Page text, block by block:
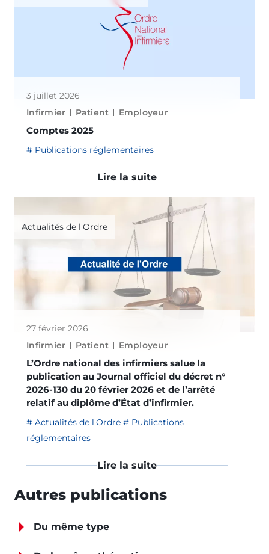
3 juillet 2026
Infirmier
Patient Employeur
Comptes 2025
Publications réglementaires
Lire la suite
Actualités de l'Ordre
27 février 2026
Infirmier
Patient Employeur
L’Ordre national des infirmiers salue la
publication au Journal officiel du décret n°
2026-130 du 20 février 2026 et de l’arrêté
relatif au diplôme d’État d’infirmier.
Actualités de l'Ordre
Publications
réglementaires
Lire la suite
Autres publications
Du même type